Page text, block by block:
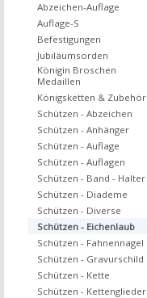
Abzeichen-Auflage
Auflage-S
Befestigungen
Jubiläumsorden
Königin Broschen
Medaillen
Königsketten & Zubehör
Schützen - Abzeichen
Schützen - Anhänger
Schützen - Auflage
Schützen - Auflagen
Schützen - Band - Halter
Schützen - Diademe
Schützen - Diverse
Schützen - Eichenlaub
Schützen - Fahnennagel
Schützen - Gravurschild
Schützen - Kette
Schützen - Kettenglieder